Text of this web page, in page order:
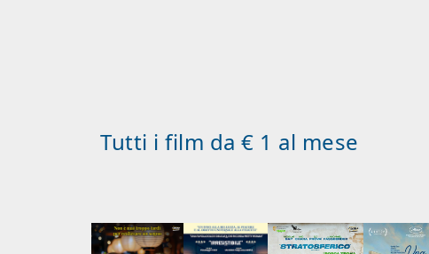
Tutti i film da € 1 al mese